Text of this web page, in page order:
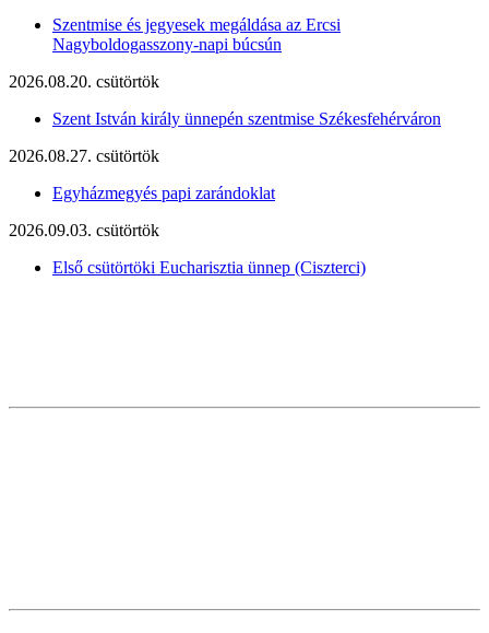
Szentmise és jegyesek megáldása az Ercsi
Nagyboldogasszony-napi búcsún
2026.08.20. csütörtök
Szent István király ünnepén szentmise Székesfehérváron
2026.08.27. csütörtök
Egyházmegyés papi zarándoklat
2026.09.03. csütörtök
Első csütörtöki Eucharisztia ünnep (Ciszterci)